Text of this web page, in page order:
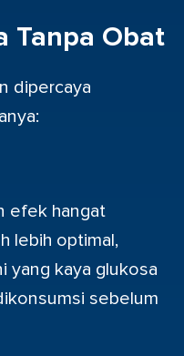
Tanpa Obat
dipercaya
efek hangat
lebih optimal,
yang kaya glukosa
sebelum